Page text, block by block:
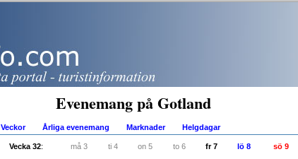
Evenemang på Gotland
Veckor Årliga evenemang Marknader Helgdagar
Vecka 32: må 3 ti 4 on 5 to 6 fr 7 lö 8 sö 9